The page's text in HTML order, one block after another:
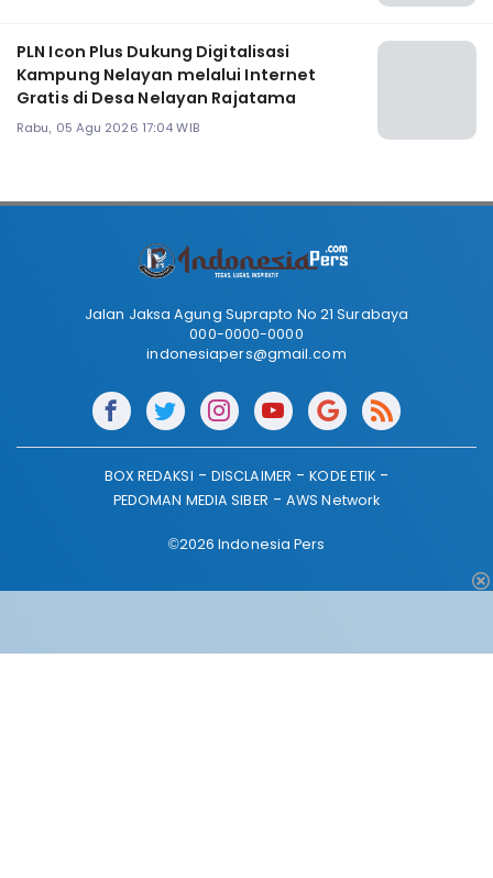
PLN Icon Plus Dukung Digitalisasi
Kampung Nelayan melalui Internet
Gratis di Desa Nelayan Rajatama
Rabu, 05 Agu 2026 17:04 WIB
Jalan Jaksa Agung Suprapto No 21 Surabaya
000-0000-0000
indonesiapers@gmail.com
BOX REDAKSI DISCLAIMER
KODE ETIK
PEDOMAN MEDIA SIBER
AWS Network
©2026 Indonesia Pers